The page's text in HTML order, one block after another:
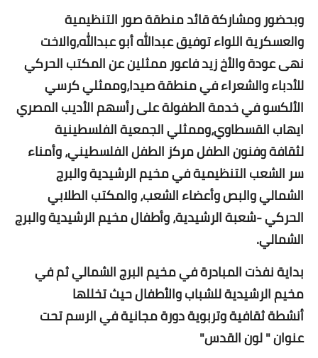
وبحضور ومشاركة قائد منطقة صور التنظيمية
والعسكرية اللواء توفيق عبدالله أبو عبدالله،والاخت
نهى عودةوالأخزيد فاعور ممثلين عن المكتب الحركي
للأدباء والشعراء في منطقة صيدا،وممثلي كرسي
الألكسو في خدمة الطفولة على رأسهمالأديبالمصري
ايهاب القسطاوي،وممثلي الجمعية الفلسطينية
لثقافةوفنون الطفل مركز الطفل الفلسطيني، وأمناء
سر الشعب التنظيمية في مخيم الرشيدية والبرج
الشمالي والبص وأعضاء الشعب، والمكتب الطلابي
الحركي -شعبة الرشيدية، وأطفال مخيم الرشيدية والبرج
الشمالي.
بداية نفذت المبادرة في مخيم البرج الشمالي ثم في
مخيم الرشيدية للشبابوالأطفالحيث تخللها
أنشطةثقافيةوتربويةدورةمجانية في الرسم تحت
عنوان " لون القدس"